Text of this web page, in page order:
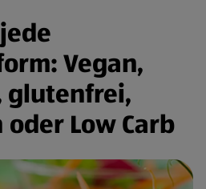
Vegan,
glutenfrei,
Low Carb